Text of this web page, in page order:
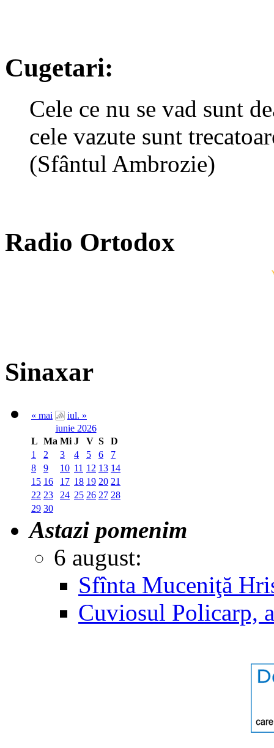
Cugetari:
Cele ce nu se vad sunt
cele vazute sunt
(Sfântul Ambrozie)
Radio Ortodox
Sinaxar
« mai
iul. »
iunie 2026
L Ma Mi J V S
D
1
2 3 4 5 6
7
8
9 10 11 12 13 14
15 16 17 18 19 20 21
22 23 24 25 26 27 28
29 30
Astazi pomenim
6 august:
Sfînta Muceniţă
Cuviosul Policarp,